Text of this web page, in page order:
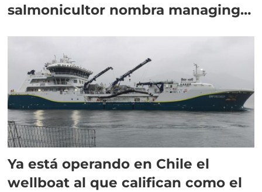
salmonicultor nombra managing
Ya está operando en Chile el
wellboat al que califican como el